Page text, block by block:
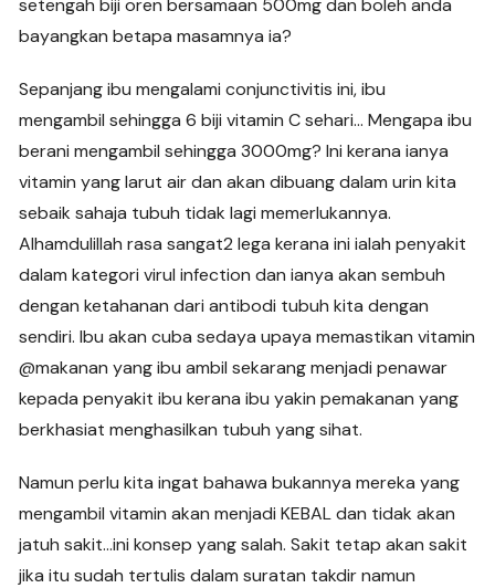
setengah biji oren bersamaan 500mg dan boleh anda
bayangkan betapa masamnya ia?
Sepanjang ibu mengalami conjunctivitis ini, ibu
mengambil sehingga 6 biji vitamin C sehari… Mengapa ibu
berani mengambil sehingga 3000mg? Ini kerana ianya
vitamin yang larut air dan akan dibuang dalam urin kita
sebaik sahaja tubuh tidak lagi memerlukannya.
Alhamdulillah rasa sangat2 lega kerana ini ialah penyakit
dalam kategori virul infection dan ianya akan sembuh
dengan ketahanan dari antibodi tubuh kita dengan
sendiri. Ibu akan cuba sedaya upaya memastikan vitamin
@makanan yang ibu ambil sekarang menjadi penawar
kepada penyakit ibu kerana ibu yakin pemakanan yang
berkhasiat menghasilkan tubuh yang sihat.
Namun perlu kita ingat bahawa bukannya mereka yang
mengambil vitamin akan menjadi KEBAL dan tidak akan
jatuh sakit…ini konsep yang salah. Sakit tetap akan sakit
jika itu sudah tertulis dalam suratan takdir namun